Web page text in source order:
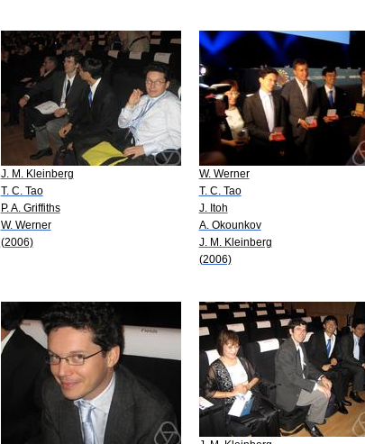
J. M. Kleinberg
T. C. Tao
P. A. Griffiths
W. Werner
(2006)
W. Werner
T. C. Tao
J. Itoh
A. Okounkov
J. M. Kleinberg
(2006)